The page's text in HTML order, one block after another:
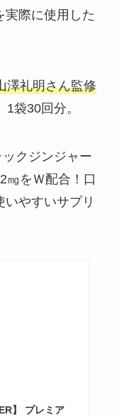
実際に使用した
澤礼明さん監修
1袋30回分。
クジンジャー
㎎をＷ配合！口
やすいサプリ
】 プレミア